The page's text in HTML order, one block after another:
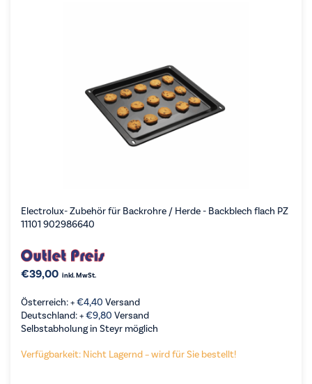
Electrolux- Zubehör für Backrohre / Herde - Backblech flach PZ
11101 902986640
€39,00 inkl. MwSt.
Österreich: +€4,40 Versand
Deutschland: +€9,80 Versand
Selbstabholung in Steyr möglich
Verfügbarkeit: Nicht Lagernd – wird für Sie bestellt!